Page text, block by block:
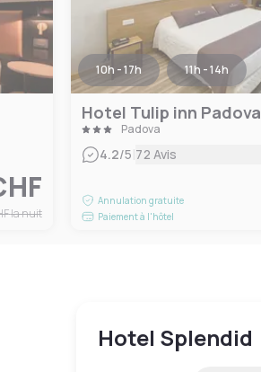
la nuit
10h - 17h 11h - 14h
Hotel Tulip inn Padova
Padova
4.2/5|72 Avis
Annulation gratuite
Paiement à l'hôtel
Hotel Splendid